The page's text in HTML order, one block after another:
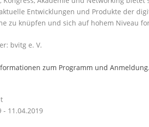
Entwicklungen und Produkte der
zu knüpfen und sich auf hohem Niveau
bvitg e. V.
zum Programm und Anmeldung.
- 11.04.2019